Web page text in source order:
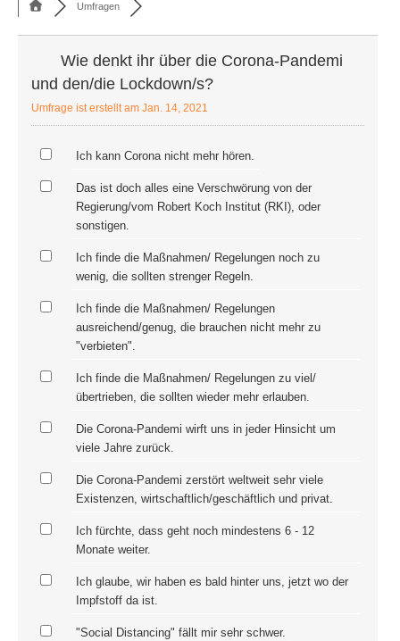
Umfragen
Wie denkt ihr über die Corona-Pandemi
und den/die Lockdown/s?
Umfrage ist erstellt am Jan. 14, 2021
Ich kann Corona nicht mehr hören.
Das ist doch alles eine Verschwörung von der
Regierung/vom Robert Koch Institut (RKI), oder
sonstigen.
Ich finde die Maßnahmen/ Regelungen noch zu
wenig, die sollten strenger Regeln.
Ich finde die Maßnahmen/ Regelungen
ausreichend/genug, die brauchen nicht mehr zu
"verbieten".
Ich finde die Maßnahmen/ Regelungen zu viel/
übertrieben, die sollten wieder mehr erlauben.
Die Corona-Pandemi wirft uns in jeder Hinsicht um
viele Jahre zurück.
Die Corona-Pandemi zerstört weltweit sehr viele
Existenzen, wirtschaftlich/geschäftlich und privat.
Ich fürchte, dass geht noch mindestens 6 - 12
Monate weiter.
Ich glaube, wir haben es bald hinter uns, jetzt wo der
Impfstoff da ist.
"Social Distancing" fällt mir sehr schwer.